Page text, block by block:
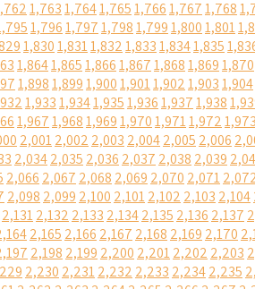
1,7631,7641,7651,7661,7671,768
1,7961,7971,7981,7991,8001,801
1,8301,8311,8321,8331,8341,835
1,8641,8651,8661,8671,8681,8691,870
1,8981,8991,9001,9011,9021,9031,904
1,9331,9341,9351,9361,9371,938
1,9671,9681,9691,9701,9711,9721,973
2,0012,002 2,003 2,0042,005 2,006
2,0342,035 2,036 2,037 2,038 2,039
2,066 2,067 2,068 2,069 2,070 2,071
2,098 2,099 2,100 2,1012,102 2,103 2,104
2,1312,132 2,133 2,1342,135 2,136 2,137
2,165 2,166 2,167 2,168 2,169 2,170
2,198 2,199 2,200 2,2012,202 2,203
2,230 2,2312,232 2,233 2,2342,235